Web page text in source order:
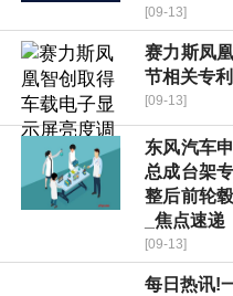
[09-13]
赛力斯凤
节相关专利
[09-13]
东风汽车
总成台架
整后前轮
_焦点速递
[09-13]
每日热讯!